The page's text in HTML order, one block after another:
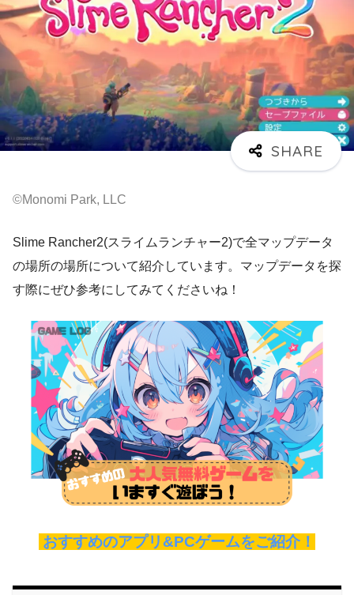
©Monomi Park, LLC
Slime Rancher2(スライムランチャー2)で全マップデータ
の場所の場所について紹介しています。マップデータを探
す際にぜひ参考にしてみてくださいね！
おすすめのアプリ&PCゲームをご紹介！